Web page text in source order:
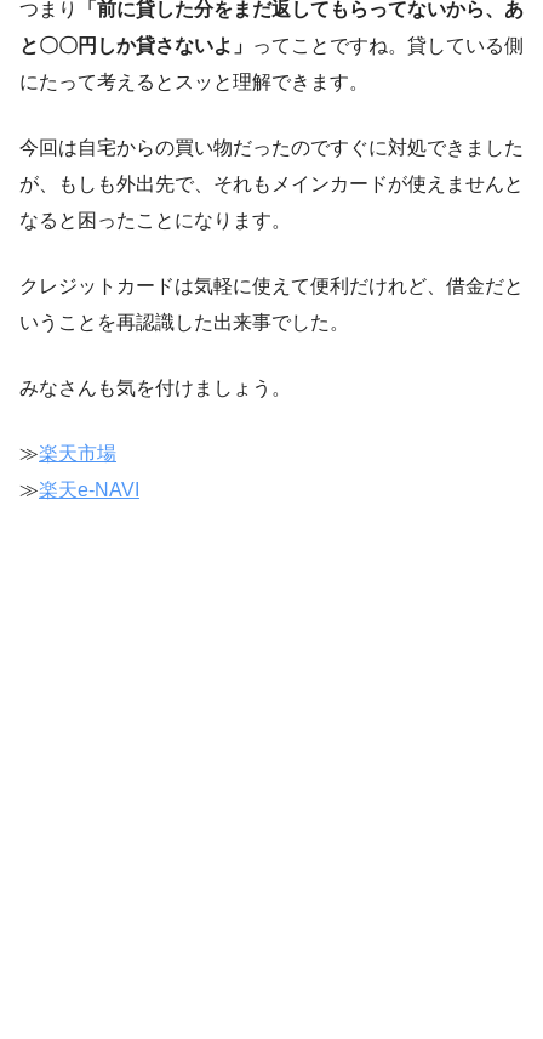
つまり
「前に貸した分をまだ返してもらってないから、あ
と〇〇円しか貸さないよ」 ってことですね。貸している側
にたって考えるとスッと理解できます。
今回は自宅からの買い物だったのですぐに対処できました
が、もしも外出先で、それもメインカードが使えませんと
なると困ったことになります。
クレジットカードは気軽に使えて便利だけれど、借金だと
いうことを再認識した出来事でした。
みなさんも気を付けましょう。
≫楽天市場
≫楽天e-NAVI